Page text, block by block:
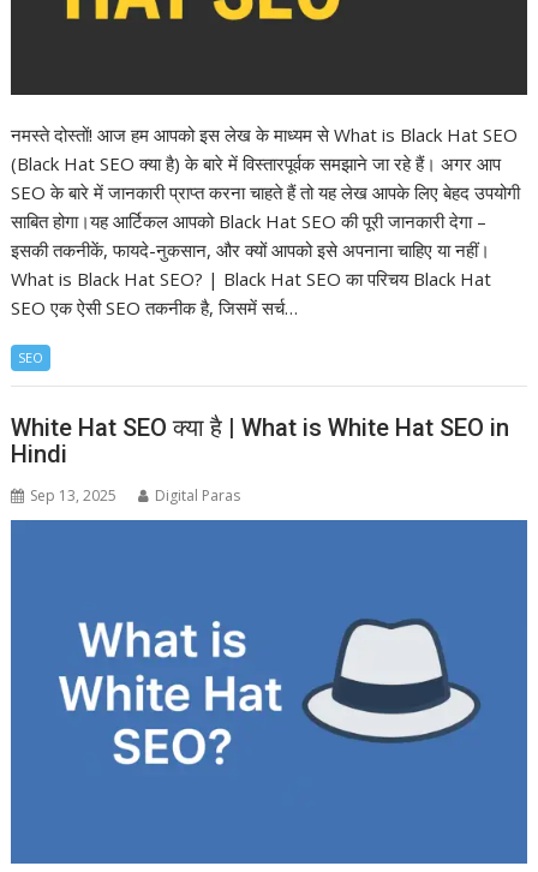
नमस्ते दोस्तों! आज हम आपको इस लेख के माध्यम से What is Black Hat SEO
(Black Hat SEO क्या है) के बारे में विस्तारपूर्वक समझाने जा रहे हैं। अगर आप
SEO के बारे में जानकारी प्राप्त करना चाहते हैं तो यह लेख आपके लिए बेहद उपयोगी
साबित होगा।यह आर्टिकल आपको Black Hat SEO की पूरी जानकारी देगा –
इसकी तकनीकें, फायदे-नुकसान, और क्यों आपको इसे अपनाना चाहिए या नहीं।
What is Black Hat SEO? | Black Hat SEO का परिचय Black Hat
SEO एक ऐसी SEO तकनीक है, जिसमें सर्च…
SEO
White Hat SEO क्या है | What is White Hat SEO in
Hindi
Sep 13, 2025 Digital Paras